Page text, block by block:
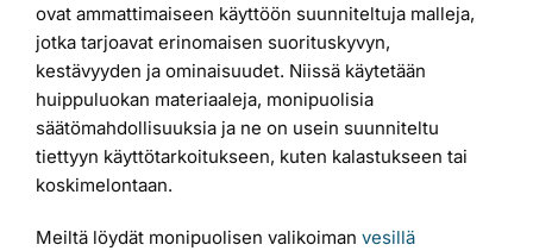
ovat ammattimaiseen käyttöön suunniteltuja malleja,
jotka tarjoavat erinomaisen suorituskyvyn,
kestävyyden ja ominaisuudet. Niissä käytetään
huippuluokan materiaaleja, monipuolisia
säätömahdollisuuksia ja ne on usein suunniteltu
tiettyyn käyttötarkoitukseen, kuten kalastukseen tai
koskimelontaan.
Meiltä löydät monipuolisen valikoiman vesillä